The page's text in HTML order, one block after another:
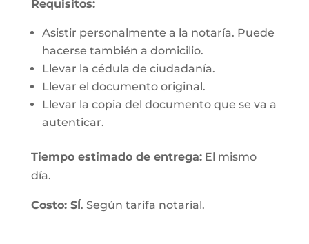
Requisitos:
Asistir personalmente a la notaría. Puede
hacerse también a domicilio.
Llevar la cédula de ciudadanía.
Llevar el documento original.
Llevar la copia del documento que se va a
autenticar.
Tiempo estimado de entrega:El mismo
día.
Costo: SÍ. Según tarifa notarial.